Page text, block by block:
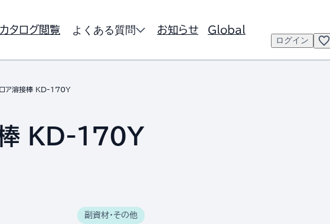
カタログ閲覧 よくある質問 お知らせ Global
ログイン
ア溶接棒 KD-170Y
棒 KD-170Y
副資材・その他